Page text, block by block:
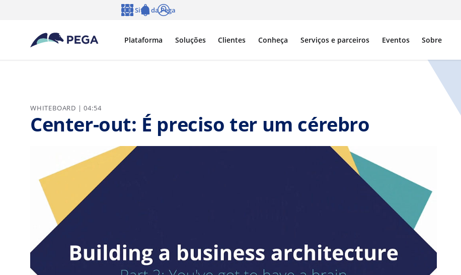
Pular para o conteúdo principal
Plataforma Soluções Clientes Conheça Serviços e parceiros Eventos Sobre
Sites da Pega
WHITEBOARD | 04:54
Center-out: É preciso ter um cérebro